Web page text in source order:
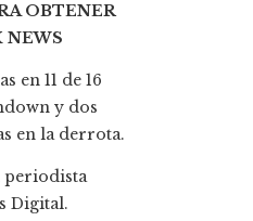
OBTENER
NEWS
en 11 de 16
y dos
en la derrota.
periodista
Digital.